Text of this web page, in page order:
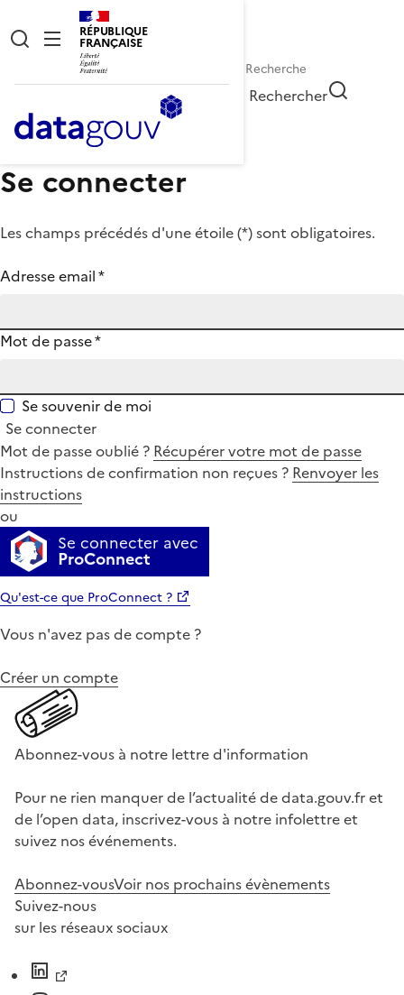
RÉPUBLIQUE
FRANÇAISE
Rechercher
Se connecter
Les champs précédés d'une étoile (*) sont obligatoires.
Adresse email*
Mot de passe*
Se souvenir de moi
Se connecter
Mot de passe oublié ? Récupérer votre mot de passe
Instructions de confirmation non reçues ? Renvoyer les
instructions
ou
Se connecter avec
ProConnect
Qu'est-ce que ProConnect ?
Vous n'avez pas de compte ?
Créer un compte
Abonnez-vous à notre lettre d'information
Pour ne rien manquer de l’actualité de data.gouv.fr et
de l’open data, inscrivez-vous à notre infolettre et
suivez nos événements.
Abonnez-vousVoir nos prochains évènements
Suivez-nous
sur les réseaux sociaux